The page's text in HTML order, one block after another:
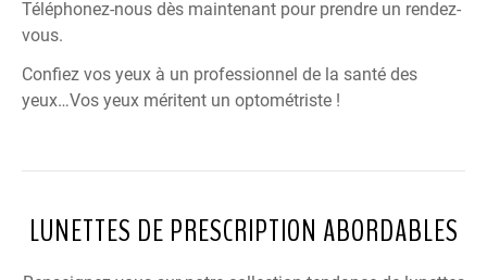
Téléphonez-nous dès maintenant pour prendre un rendez-
vous.
Confiez vos yeux à un professionnel de la santé des
yeux…Vos yeux méritent un optométriste !
LUNETTES DE PRESCRIPTION ABORDABLES